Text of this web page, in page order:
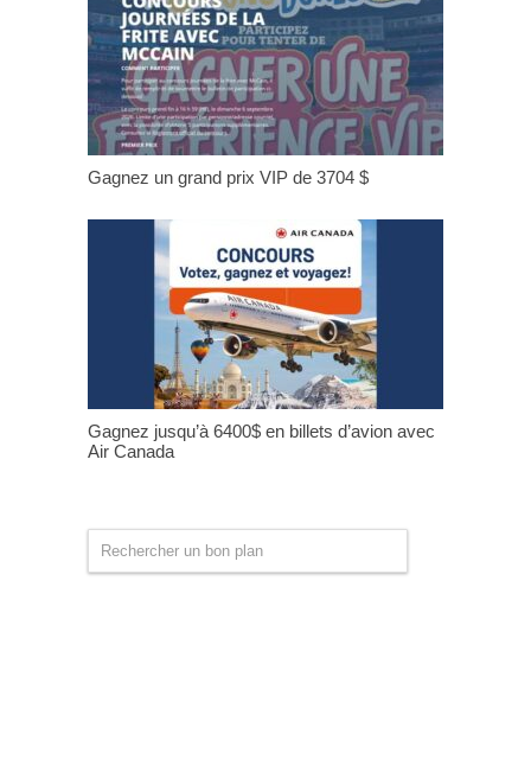
Gagnez un grand prix VIP de 3704 $
Gagnez jusqu’à 6400$ en billets d’avion avec
Air Canada